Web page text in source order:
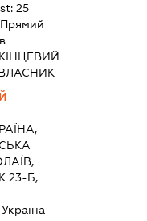
25
Прямий
КІНЦЕВИЙ
23-Б,
Україна